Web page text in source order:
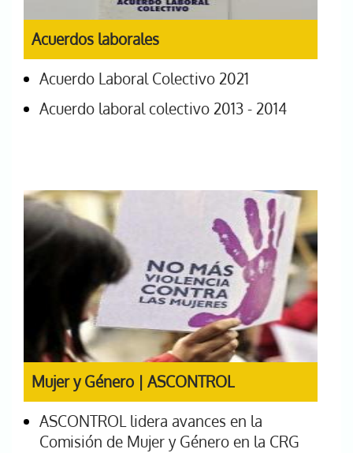
Acuerdos laborales
Acuerdo Laboral Colectivo 2021
Acuerdo laboral colectivo 2013 - 2014
Mujer y Género | ASCONTROL
ASCONTROL lidera avances en la
Comisión de Mujer y Género en la CRG